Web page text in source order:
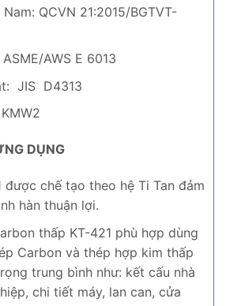
QCVN 21:2015/BGTVT-
AWS E 6013
JIS D4313
DỤNG
được chế tạo theo hệ Ti Tan đảm
hàn thuận lợi.
thấp KT-421 phù hợp dùng
Carbon và thép hợp kim thấp
trung bình như: kết cấu nhà
chi tiết máy, lan can, cửa